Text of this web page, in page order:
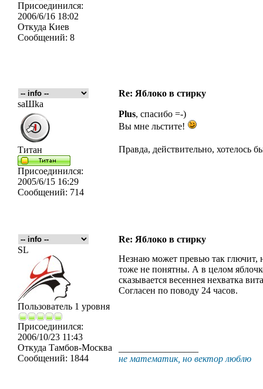
Присоединился:
2006/6/16 18:02
Откуда Киев
Сообщений: 8
Re: Яблоко в стирку
saШka
Титан
Присоединился:
2005/6/15 16:29
Сообщений: 714
Plus, спасибо =-)
Вы мне льстите!
Правда, действительно, хотелось
Re: Яблоко в стирку
SL
Пользователь 1 уровня
Присоединился:
2006/10/23 11:43
Откуда Тамбов-Москва
Сообщений: 1844
Незнаю может превью так глючит,
тоже не понятны. А в целом
сказывается весеннея нехватка
Согласен по поводу 24 часов.
не математик, но вектор люблю